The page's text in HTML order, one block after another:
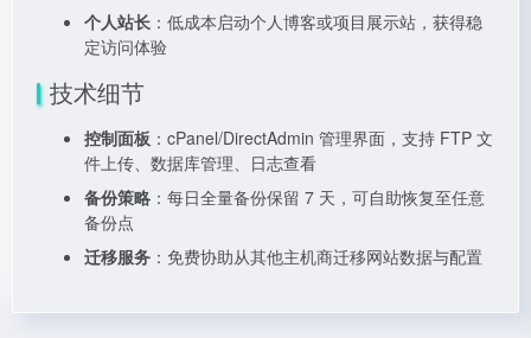
个人站长 ：低成本启动个人博客或项目展示站，获得稳
定访问体验
技术细节
控制面板 ：cPanel/DirectAdmin 管理界面，支持 FTP 文
件上传、数据库管理、日志查看
备份策略 ：每日全量备份保留 7 天，可自助恢复至任意
备份点
迁移服务 ：免费协助从其他主机商迁移网站数据与配置